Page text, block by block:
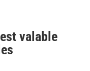
valable